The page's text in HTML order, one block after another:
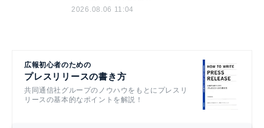
2026.08.06 11:04
広報初心者のための
プレスリリースの書き方
共同通信社グループのノウハウをもとにプレスリ
リースの基本的なポイントを解説！